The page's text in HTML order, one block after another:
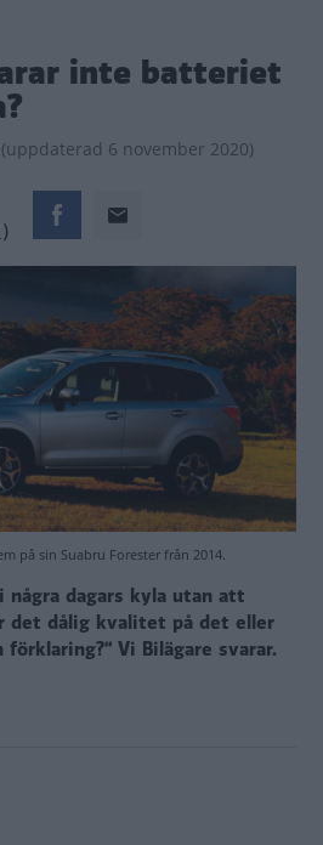
inte batteriet
(uppdaterad 6 november 2020)
på sin Suabru Forester från 2014.
några dagars kyla utan att
dålig kvalitet på det eller
Vi Bilägare svarar.